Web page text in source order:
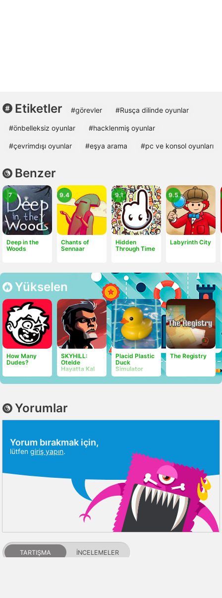
Etiketler #görevler #Rusça dilinde oyunlar
#önbelleksiz oyunlar #hacklenmiş oyunlar
#çevrimdışı oyunlar #eşya arama #pc ve konsol oyunları
Benzer
Deep in the
Woods
7
Chants of
Sennaar
9.4
Hidden
Through Time
9.1
Labyrinth City
9.5
Yükselen
How Many
Dudes?
SKYHILL:
Otelde
Hayatta Kal
Placid Plastic
Duck
Simulator
The Registry
Yorumlar
Yorum bırakmak için,
lütfen giriş yapın.
TARTIŞMA İNCELEMELER